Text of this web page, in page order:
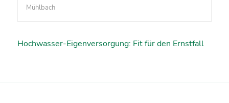
Mühlbach
Hochwasser-Eigenversorgung: Fit für den Ernstfall